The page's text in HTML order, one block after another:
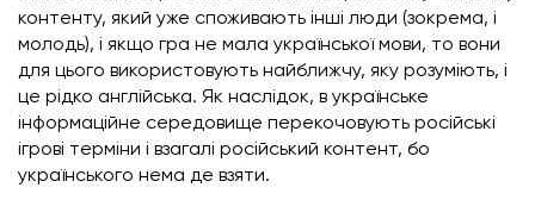
контенту, який уже споживають інші люди (зокрема, і
молодь), і якщо гра не мала української мови, то вони
для цього використовують найближчу, яку розуміють, і
це рідко англійська. Як наслідок, в українське
інформаційне середовище перекочовують російські
ігрові терміни і взагалі російський контент, бо
українського нема де взяти.